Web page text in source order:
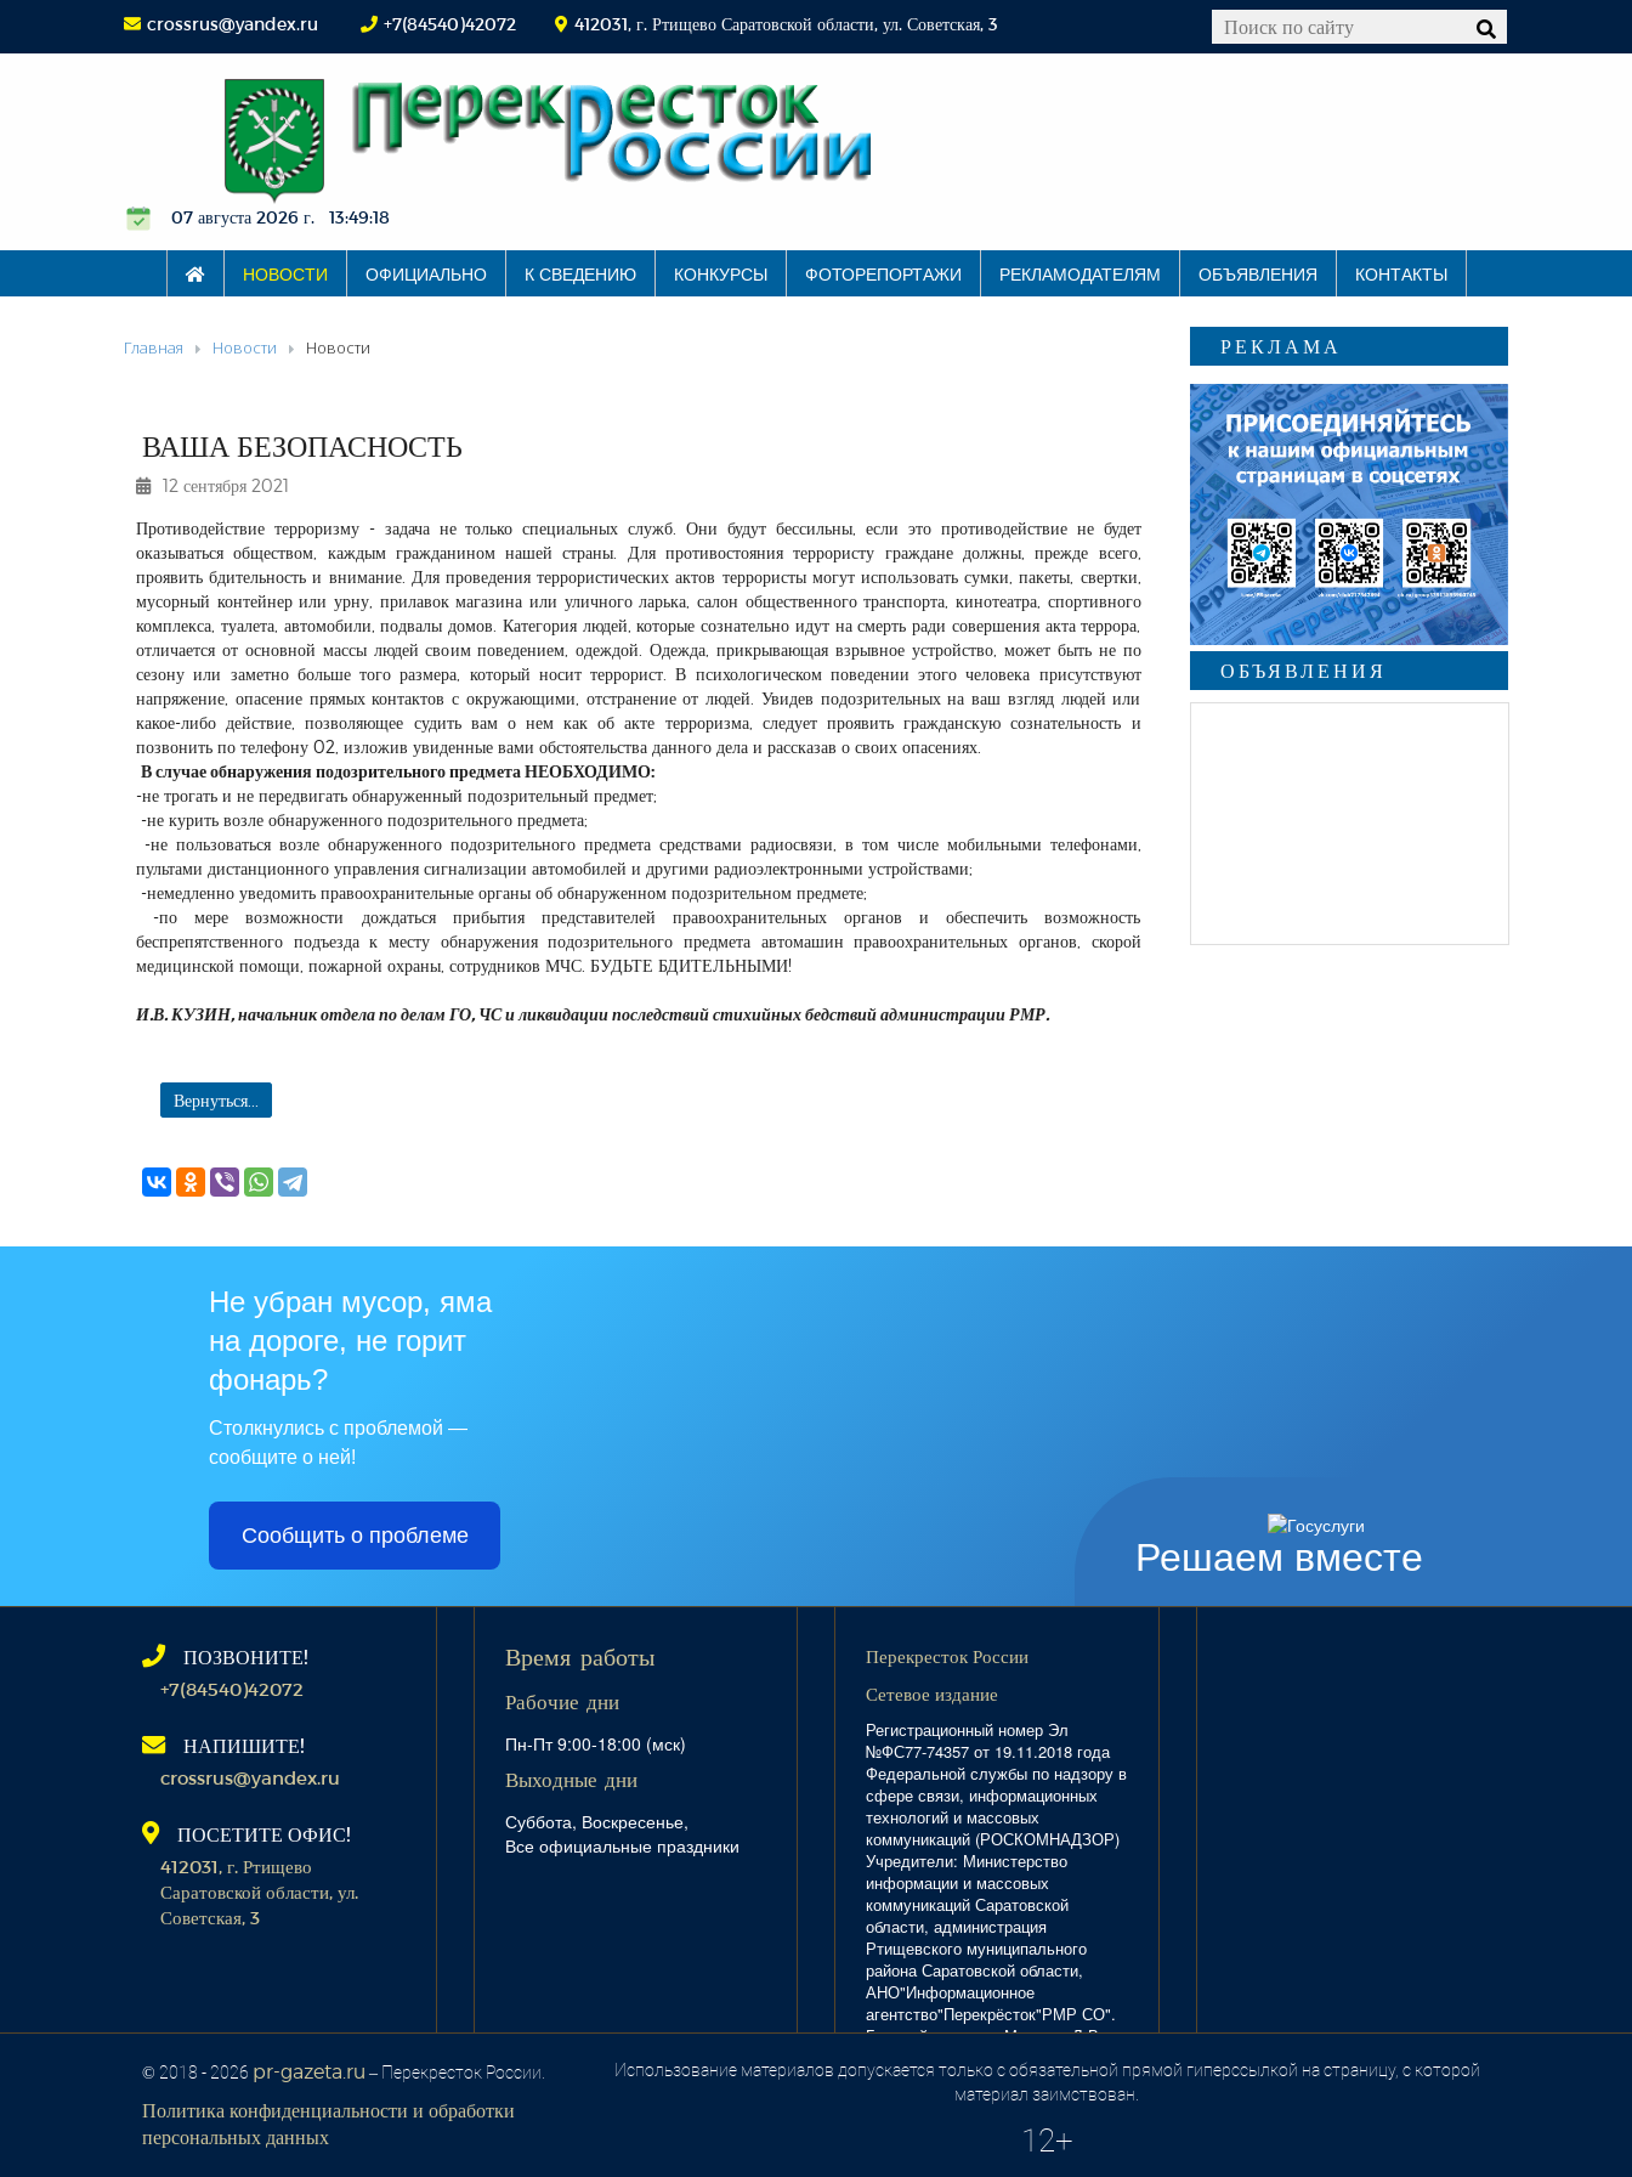
crossrus@yandex.ru +7(84540)42072 412031, г. Ртищево Саратовской области, ул. Советская, 3
07 августа 2026 г. 13:49:18
НОВОСТИ ОФИЦИАЛЬНО К СВЕДЕНИЮ КОНКУРСЫ ФОТОРЕПОРТАЖИ РЕКЛАМОДАТЕЛЯМ ОБЪЯВЛЕНИЯ КОНТАКТЫ
Главная Новости Новости
ВАША БЕЗОПАСНОСТЬ
12 сентября 2021
Противодействие терроризму - задача не только специальных служб. Они будут бессильны, если это противодействие не будет
оказываться обществом, каждым гражданином нашей страны. Для противостояния террористу граждане должны, прежде всего,
проявить бдительность и внимание. Для проведения террористических актов террористы могут использовать сумки, пакеты, свертки,
мусорный контейнер или урну, прилавок магазина или уличного ларька, салон общественного транспорта, кинотеатра, спортивного
комплекса, туалета, автомобили, подвалы домов. Категория людей, которые сознательно идут на смерть ради совершения акта террора,
отличается от основной массы людей своим поведением, одеждой. Одежда, прикрывающая взрывное устройство, может быть не по
сезону или заметно больше того размера, который носит террорист. В психологическом поведении этого человека присутствуют
напряжение, опасение прямых контактов с окружающими, отстранение от людей. Увидев подозрительных на ваш взгляд людей или
какое-либо действие, позволяющее судить вам о нем как об акте терроризма, следует проявить гражданскую сознательность и
позвонить по телефону 02, изложив увиденные вами обстоятельства данного дела и рассказав о своих опасениях.
В случае обнаружения подозрительного предмета НЕОБХОДИМО:
-не трогать и не передвигать обнаруженный подозрительный предмет;
-не курить возле обнаруженного подозрительного предмета;
-не пользоваться возле обнаруженного подозрительного предмета средствами радиосвязи, в том числе мобильными телефонами,
пультами дистанционного управления сигнализации автомобилей и другими радиоэлектронными устройствами;
-немедленно уведомить правоохранительные органы об обнаруженном подозрительном предмете;
-по мере возможности дождаться прибытия представителей правоохранительных органов и обеспечить возможность
беспрепятственного подъезда к месту обнаружения подозрительного предмета автомашин правоохранительных органов, скорой
медицинской помощи, пожарной охраны, сотрудников МЧС. БУДЬТЕ БДИТЕЛЬНЫМИ!
И.В. КУЗИН, начальник отдела по делам ГО, ЧС и ликвидации последствий стихийных бедствий администрации РМР.
Вернуться...
РЕКЛАМА
ОБЪЯВЛЕНИЯ
Решаем вместе
Не убран мусор, яма
на дороге, не горит
фонарь?
Столкнулись с проблемой —
сообщите о ней!
Сообщить о проблеме
ПОЗВОНИТЕ!
+7(84540)42072
НАПИШИТЕ!
crossrus@yandex.ru
ПОСЕТИТЕ ОФИС!
412031, г. Ртищево
Саратовской области, ул.
Советская, 3
Время работы
Рабочие дни
Пн-Пт 9:00-18:00 (мск)
Выходные дни
Суббота, Воскресенье,
Все официальные праздники
Перекресток России
Сетевое издание
Регистрационный номер Эл
№ФС77-74357 от 19.11.2018 года
Федеральной службы по надзору в
сфере связи, информационных
технологий и массовых
коммуникаций (РОСКОМНАДЗОР)
Учредители: Министерство
информации и массовых
коммуникаций Саратовской
области, администрация
Ртищевского муниципального
района Саратовской области,
АНО"Информационное
агентство"Перекрёсток"РМР СО".
Главный редактор Маркова Л.В.
Тел. 8(84540)4-20-72; отдел
рекламы - 4-29-10.
© 2018 - 2026 pr-gazeta.ru – Перекресток России.
Политика конфиденциальности и обработки
персональных данных
Использование материалов допускается только с обязательной прямой гиперссылкой на страницу, с которой
материал заимствован.
12+